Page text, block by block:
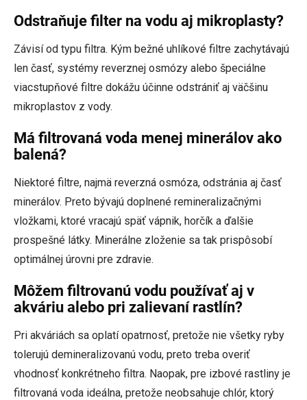
Odstraňuje filter na vodu aj mikroplasty?
Závisí od typu filtra. Kým bežné uhlíkové filtre zachytávajú
len časť, systémy reverznej osmózy alebo špeciálne
viacstupňové filtre dokážu účinne odstrániť aj väčšinu
mikroplastov z vody.
Má filtrovaná voda menej minerálov ako
balená?
Niektoré filtre, najmä reverzná osmóza, odstránia aj časť
minerálov. Preto bývajú doplnené remineralizačnými
vložkami, ktoré vracajú späť vápnik, horčík a ďalšie
prospešné látky. Minerálne zloženie sa tak prispôsobí
optimálnej úrovni pre zdravie.
Môžem filtrovanú vodu používať aj v
akváriu alebo pri zalievaní rastlín?
Pri akváriách sa oplatí opatrnosť, pretože nie všetky ryby
tolerujú demineralizovanú vodu, preto treba overiť
vhodnosť konkrétneho filtra. Naopak, pre izbové rastliny je
filtrovaná voda ideálna, pretože neobsahuje chlór, ktorý